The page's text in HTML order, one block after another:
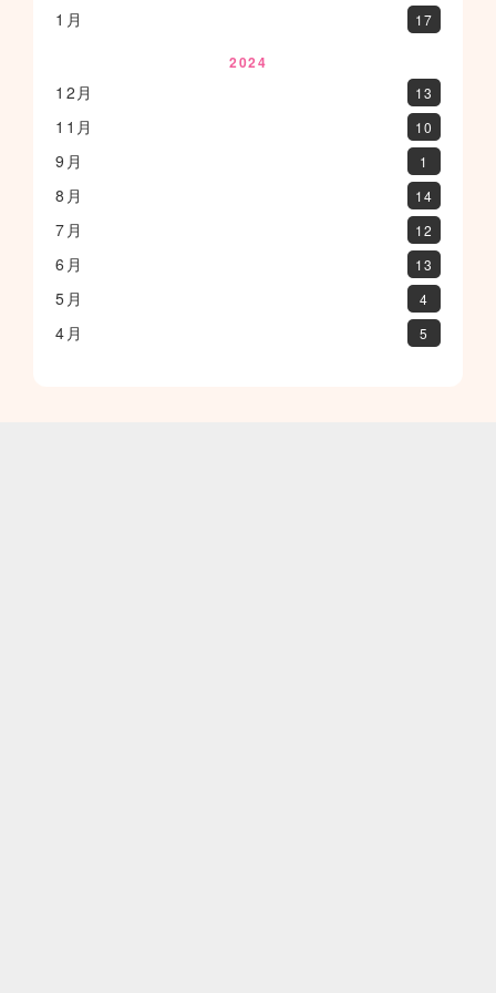
1月 17
2024
12月 13
11月 10
9月 1
8月 14
7月 12
6月 13
5月 4
4月 5